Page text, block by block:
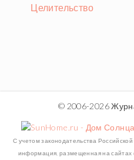
Целительство
© 2006-2026
С учетом законодательства
информация, размещенная на сайтах